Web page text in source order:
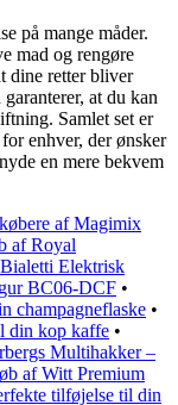
på mange måder.
mad og rengøre
dine retter bliver
at du kan
Samlet set er
enhver, der ønsker
en mere bekvem
af Magimix
af Royal
Bialetti Elektrisk
BC06-DCF •
champagneflaske •
din kop kaffe •
Multihakker –
af Witt Premium
tilføjelse til din